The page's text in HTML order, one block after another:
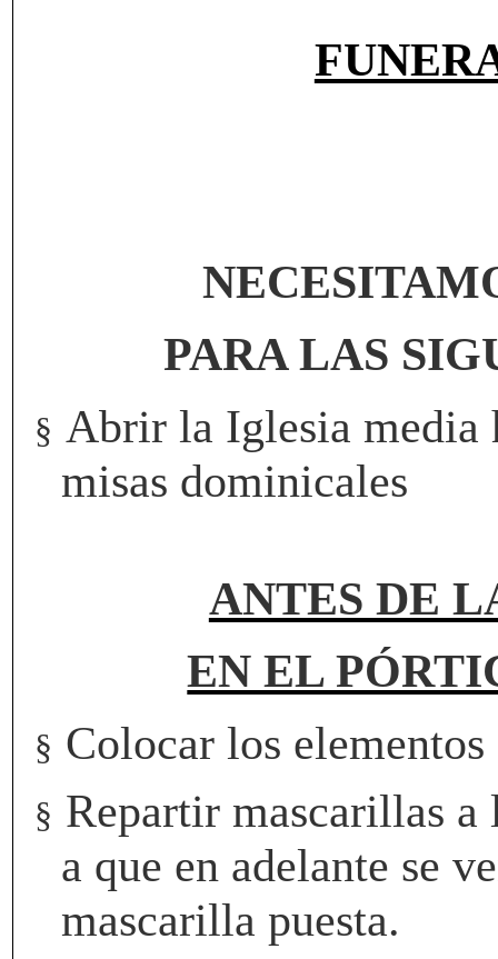
PARA LAS
§ Abrir la Iglesia media
misas dominicales
ANTES DE
EN EL
§ Colocar los
§ Repartir mascarillas
a que en adelante se
mascarilla puesta.